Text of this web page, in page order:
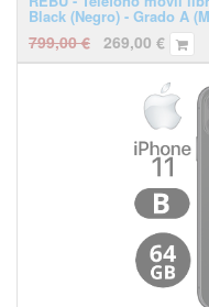
Black (Negro) - Grado A
799,00€ 269,00 €